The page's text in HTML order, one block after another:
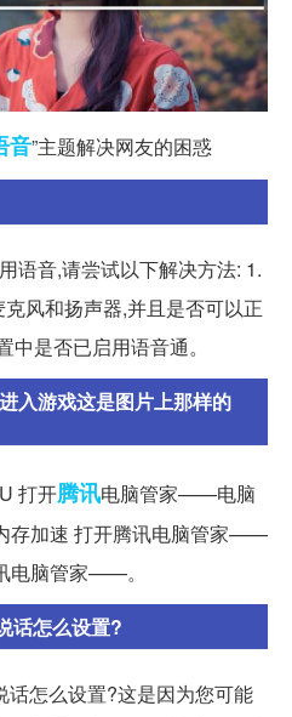
音”主题解决网友的困惑
语音,请尝试以下解决方法: 1.
风和扬声器,并且是否可以正
是否已启用语音通。
入游戏这是图片上那样的
打开腾讯电脑管家——电脑
存加速 打开腾讯电脑管家——
电脑管家——。
话怎么设置?
怎么设置?这是因为您可能